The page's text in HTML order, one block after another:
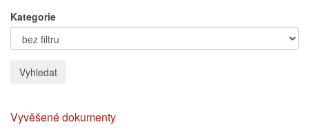
Kategorie
Vyvěšené dokumenty